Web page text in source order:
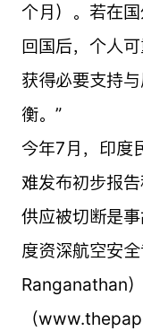
个月）。若在
回国后，个人
获得必要支持
衡。”
今年7月，印度
难发布初步报
供应被切断是
度资深航空安
Ranganathan
（